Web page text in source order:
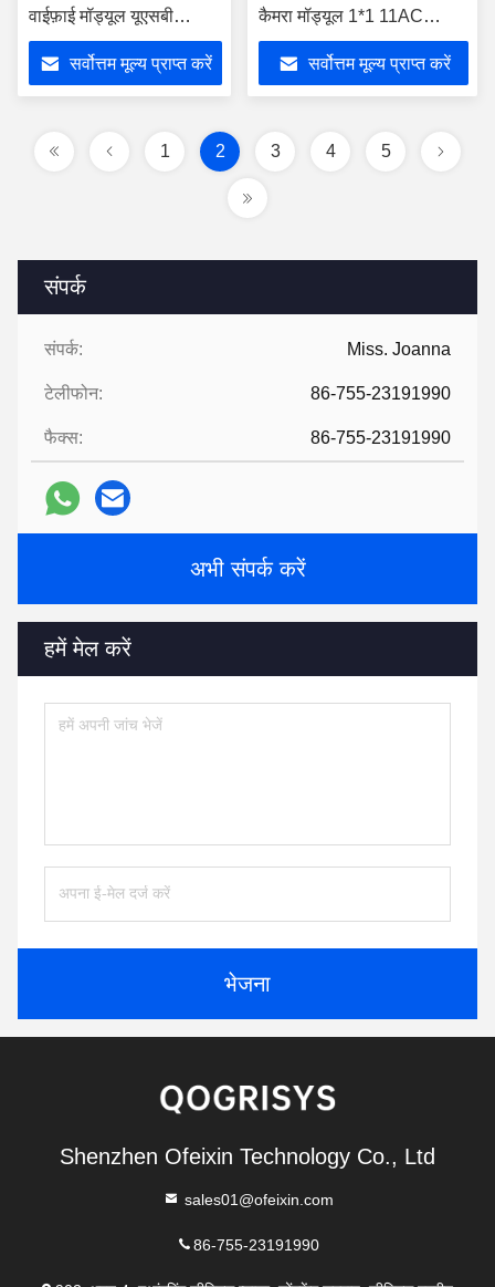
संपर्क
संपर्क: Miss. Joanna
टेलीफोन: 86-755-23191990
फैक्स: 86-755-23191990
अभी संपर्क करें
हमें मेल करें
भेजना
वाईफ़ाई मॉड्यूल यूएसबी
वाईफ़ाई मॉड्यूल एंड्रॉयड
टैबलेट पीसी के लिए
सर्वोत्तम मूल्य प्राप्त करें
कैमरा मॉड्यूल 1*1 11AC
मॉड्यूल WIFI
सर्वोत्तम मूल्य प्राप्त करें
1 2 3 4 5
Shenzhen Ofeixin Technology Co., Ltd
sales01@ofeixin.com
86-755-23191990